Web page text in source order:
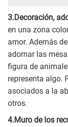
3.Decoración,
en una zona
amor. Además
adornar las
figura de
representa algo.
asociados a la
otros.
4.Muro de los